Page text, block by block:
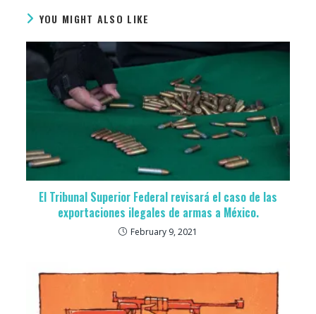
YOU MIGHT ALSO LIKE
El Tribunal Superior Federal revisará el caso de las
exportaciones ilegales de armas a México.
February 9, 2021